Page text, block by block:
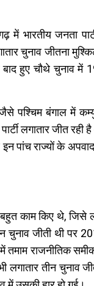
में भारतीय जनता
चुनाव जीतना
हुए चौथे चुनाव में
बंगाल में
लगातार जीत
पांच राज्यों के
बहुत काम किए थे,
चुनाव जीती थी
में तमाम राजनीतिक
लगातार तीन चुनाव